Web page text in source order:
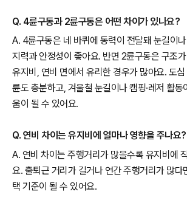
Q. 4륜구동과 2륜구동은 어떤 차이가 있나요?
A. 4륜구동은 네 바퀴에 동력이 전달돼 눈길이
지력과 안정성이 좋아요. 반면 2륜구동은 구조
유지비, 연비 면에서 유리한 경우가 많아요. 도
륜도 충분하고, 겨울철 눈길이나 캠핑·레저 활
움이 될 수 있어요.
Q. 연비 차이는 유지비에 얼마나 영향을 주나요?
A. 연비 차이는 주행거리가 많을수록 유지비에
요. 출퇴근 거리가 길거나 연간 주행거리가 많다
택 기준이 될 수 있어요.